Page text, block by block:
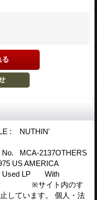
: NUTHIN'
MCA-2137OTHERS
US AMERICA
Used LP With
※サイト内のす
しています。 個人・法